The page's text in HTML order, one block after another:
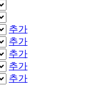
추가
추가
추가
추가
추가